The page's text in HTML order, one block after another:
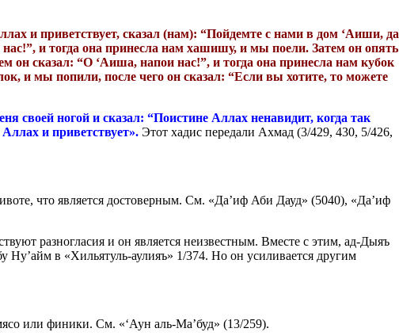
и приветствует, сказал (нам): “Пойдемте с нами в дом ‘Аиши, да
и тогда она принесла нам хашишу, и мы поели. Затем он опять
он сказал: “О ‘Аиша, напои нас!”, и тогда она принесла нам кубок
и мы попили, после чего он сказал: “Если вы хотите, то можете
своей ногой и сказал: “Поистине Аллах ненавидит, когда так
и приветствует». Этот хадис передали Ахмад (3/429, 430, 5/426,
что является достоверным. См. «Да’иф Аби Дауд» (5040), «Да’иф
разногласия и он является неизвестным. Вместе с этим, ад-Дыяъ
в «Хильятуль-аулияъ» 1/374. Но он усиливается другим
или финики. См. «‘Аун аль-Ма’буд» (13/259).